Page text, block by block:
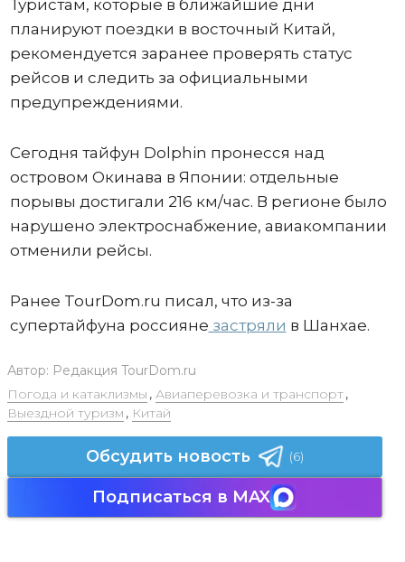
Туристам, которые в ближайшие дни
планируют поездки в восточный Китай,
рекомендуется заранее проверять статус
рейсов и следить за официальными
предупреждениями.
Сегодня тайфун Dolphin пронесся над
островом Окинава в Японии: отдельные
порывы достигали 216 км/час. В регионе было
нарушено электроснабжение, авиакомпании
отменили рейсы.
Ранее TourDom.ru писал, что из-за
супертайфуна россияне застряли в Шанхае.
Автор: Редакция TourDom.ru
Погода и катаклизмы , Авиаперевозка и транспорт,
Выездной туризм , Китай
Обсудить новость (6)
Подписаться в MAX